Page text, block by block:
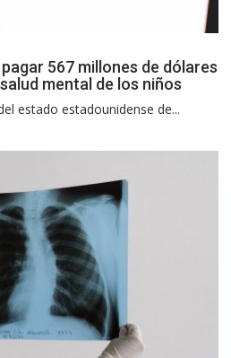
567 millones de dólares
mental de los niños
estado estadounidense de...